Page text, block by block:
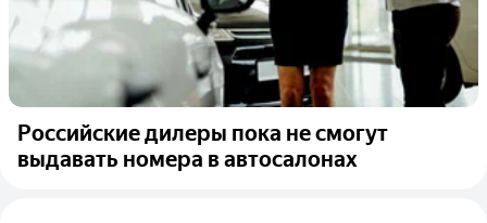
Российские дилеры пока не смогут
выдавать номера в автосалонах